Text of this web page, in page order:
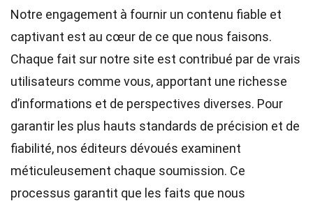
Notre engagement à fournir un contenu fiable et
captivant est au cœur de ce que nous faisons.
Chaque fait sur notre site est contribué par de vrais
utilisateurs comme vous, apportant une richesse
d’informations et de perspectives diverses. Pour
garantir les plus hauts standards de précision et de
fiabilité, nos éditeurs dévoués examinent
méticuleusement chaque soumission. Ce
processus garantit que les faits que nous